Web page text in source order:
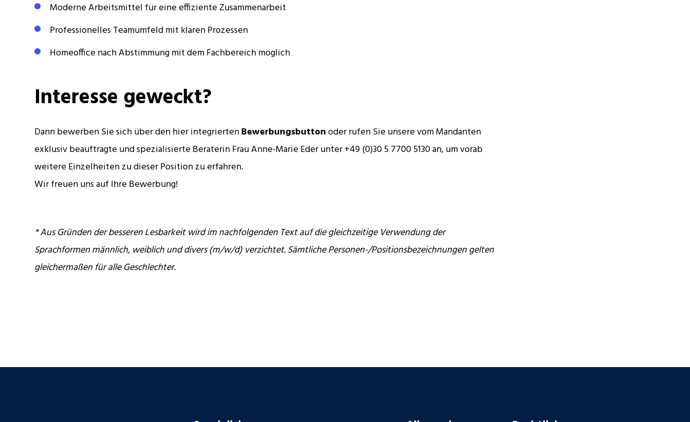
Moderne Arbeitsmittel für eine effiziente Zusammenarbeit
Professionelles Teamumfeld mit klaren Prozessen
Homeoffice nach Abstimmung mit dem Fachbereich möglich
Interesse geweckt?
Dann bewerben Sie sich über den hier integriertenBewerbungsbuttonoder rufen Sie unsere vom Mandanten
exklusiv beauftragte und spezialisierte Beraterin Frau Anne-Marie Eder unter +49 (0)30 5 7700 5130 an, um vorab
weitere Einzelheiten zu dieser Position zu erfahren.
Wir freuen uns auf Ihre Bewerbung!
* Aus Gründen der besseren Lesbarkeit wird im nachfolgenden Text auf die gleichzeitige Verwendung der
Sprachformen männlich, weiblich und divers (m/w/d) verzichtet. Sämtliche Personen-/Positionsbezeichnungen gelten
gleichermaßen für alle Geschlechter.